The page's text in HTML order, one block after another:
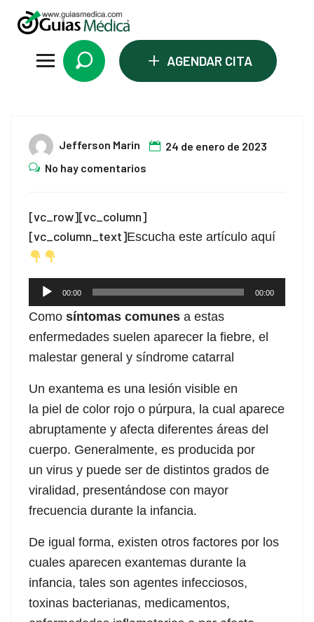
panel
panel
paketleri
panel
panel
panel
panel
panel
panel
panel
panel
panel
panel
panel
panel
+ AGENDAR CITA
24
Ene
Jefferson Marin
24 de enero de 2023
No hay comentarios
[vc_row][vc_column]
[vc_column_text]Escucha este artículo aquí
Reproductor
de
00:00 00:00
Como síntomas comunes a estas
enfermedades suelen aparecer la fiebre, el
malestar general y síndrome catarral
Un exantema es una lesión visible en
la piel de color rojo o púrpura, la cual aparece
abruptamente y afecta diferentes áreas del
cuerpo. Generalmente, es producida por
un virus y puede ser de distintos grados de
viralidad, presentándose con mayor
frecuencia durante la infancia.
De igual forma, existen otros factores por los
cuales aparecen exantemas durante la
infancia, tales son agentes infecciosos,
toxinas bacterianas, medicamentos,